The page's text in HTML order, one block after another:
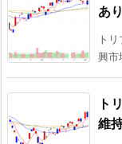
あ
ト
興市
ト
維持